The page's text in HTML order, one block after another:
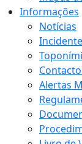
Informações
Notícias
Alertas